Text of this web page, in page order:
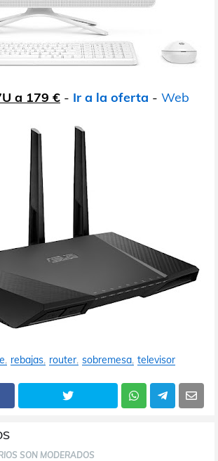
a 179 € - Ir a la oferta - Web
rebajas router sobremesa televisor
SON MODERADOS